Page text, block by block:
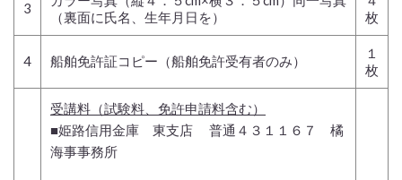
3
（裏面に氏名、生年月日を）
枚
4 船舶免許証コピー（船舶免許受有者のみ）
１
枚
受講料（試験料、免許申請料含む）
■姫路信用金庫 東支店 普通４３１１６７ 橘
海事事務所